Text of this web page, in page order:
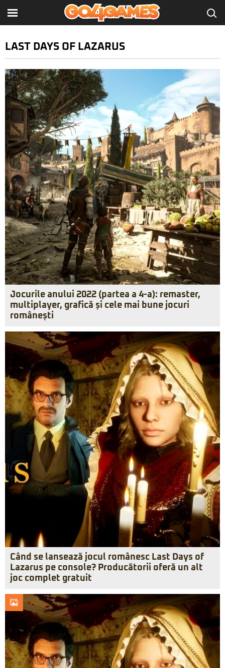
LAST DAYS OF LAZARUS
Jocurile anului 2022 (partea a 4-a): remaster,
multiplayer, grafică și cele mai bune jocuri
românești
Când se lansează jocul românesc Last Days of
Lazarus pe console? Producătorii oferă un alt
joc complet gratuit